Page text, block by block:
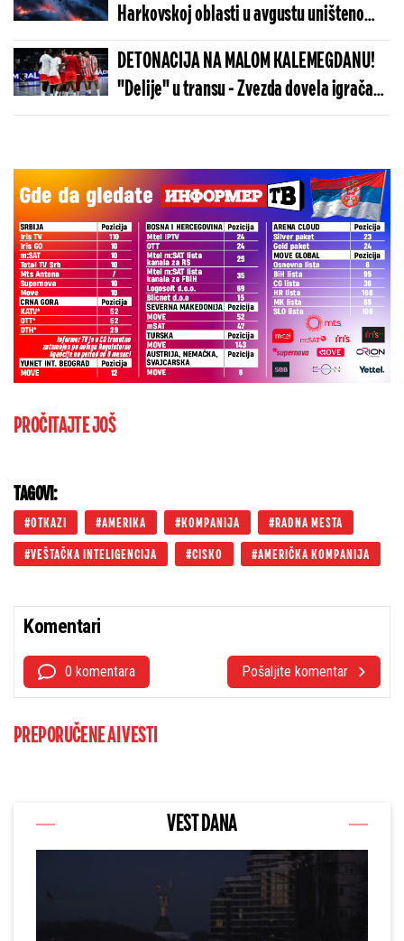
Harkovskoj oblasti u avgustu uništeno
više od 100 „baba jaga“
DETONACIJA NA MALOM KALEMEGDANU!
"Delije" u transu - Zvezda dovela igrača
Real Madrida!
PROČITAJTE JOŠ
TAGOVI:
OTKAZI AMERIKA KOMPANIJA RADNA MESTA
VEŠTAČKA INTELIGENCIJA CISKO AMERIČKA KOMPANIJA
Komentari
0 komentara Pošaljite komentar
PREPORUČENE AI VESTI
VEST DANA